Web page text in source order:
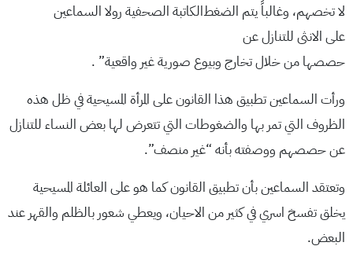
الكاتبة الصحفية رولا السماعينلا تخصهم، وغالباً يتم الضغط
على الانثى للتنازل عن
حصصها من خلال تخارج وبيوع صورية غير واقعية” .
ورأت السماعين تطبيق هذا القانون على المرأة المسيحية في ظل هذه
الظروف التي تمر بها والضغوطات التي تتعرض لها بعض النساء للتنازل
عن حصصهم ووصفته بأنه “غير منصف”.
وتعتقد السماعين بأن تطبيق القانون كما هو على العائلة المسيحية
يخلق تفسخ اسري في كثير من الاحيان، ويعطي شعور بالظلم والقهر عند
البعض.